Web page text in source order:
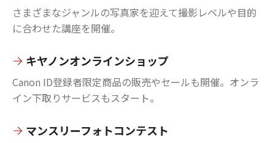
さまざまなジャンルの写真家を迎えて撮影レベルや目的
に合わせた講座を開催。
キヤノンオンラインショップ
Canon ID登録者限定商品の販売やセールも開催。オンラ
イン下取りサービスもスタート。
マンスリーフォトコンテスト